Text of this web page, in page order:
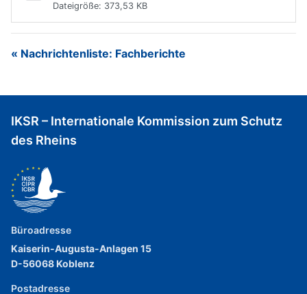
Dateigröße: 373,53 KB
« Nachrichtenliste: Fachberichte
IKSR – Internationale Kommission zum Schutz
des Rheins
Büroadresse
Kaiserin-Augusta-Anlagen 15
D-56068 Koblenz
Postadresse